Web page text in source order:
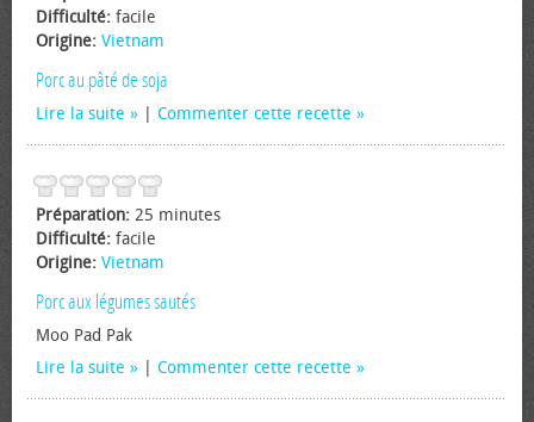
Difficulté: facile
Origine: Vietnam
Porc au pâté de soja
Lire la suite Commenter cette recette
Préparation: 25 minutes
Difficulté: facile
Origine: Vietnam
Porc aux légumes sautés
Moo Pad Pak
Lire la suite
Commenter cette recette